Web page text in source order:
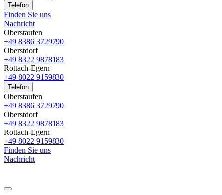
Telefon
Finden Sie uns
Nachricht
Oberstaufen
+49 8386 3729790
Oberstdorf
+49 8322 9878183
Rottach-Egern
+49 8022 9159830
Telefon
Oberstaufen
+49 8386 3729790
Oberstdorf
+49 8322 9878183
Rottach-Egern
+49 8022 9159830
Finden Sie uns
Nachricht